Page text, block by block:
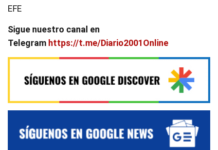
EFE
Sigue nuestro canal en
Telegram https://t.me/Diario2001Online